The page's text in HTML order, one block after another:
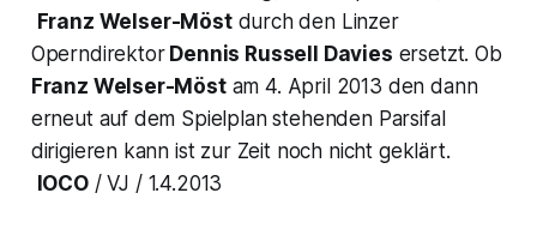
Franz Welser-Möstdurch den Linzer
OperndirektorDennis Russell Davies ersetzt. Ob
Franz Welser-Möstam 4. April 2013 den dann
erneut auf dem Spielplan stehenden Parsifal
dirigieren kann ist zur Zeit noch nicht geklärt.
IOCO / VJ / 1.4.2013